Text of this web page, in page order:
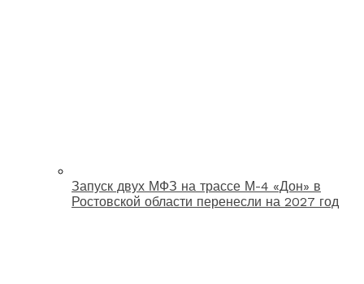
Запуск двух МФЗ на трассе М-4 «Дон» в
Ростовской области перенесли на 2027 год